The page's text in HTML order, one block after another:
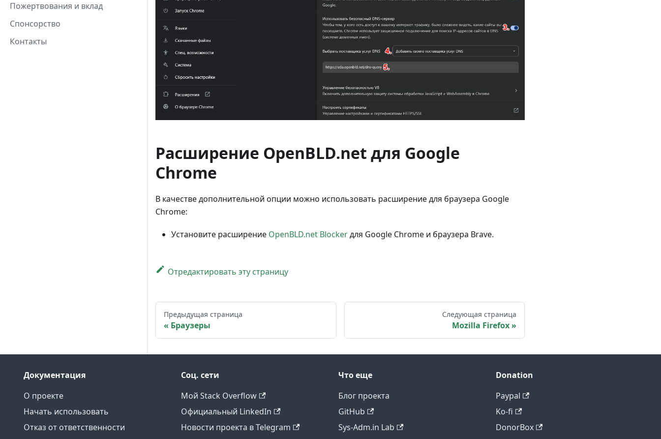
Пожертвования и вклад
Спонсорство
Контакты
Расширение OpenBLD.net для Google
Chrome
В качестве дополнительной опции можно использовать расширение для браузера Google
Chrome:
Установите расширение OpenBLD.net Blockerдля Google Chrome и браузера Brave.
Отредактировать эту страницу
Предыдущая страница
Браузеры
Следующая страница
Mozilla Firefox
Документация
О проекте
Начать использовать
Отказ от ответственности
Соц. сети
Мой Stack Overflow
Официальный LinkedIn
Новости проекта в Telegram
Что еще
Блог проекта
GitHub
Sys-Adm.in Lab
Donation
Paypal
Ko-fi
DonorBox